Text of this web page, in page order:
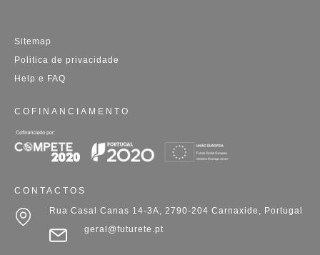
Sitemap
Politica de privacidade
Help e FAQ
COFINANCIAMENTO
CONTACTOS
Rua Casal Canas 14-3A, 2790-204 Carnaxide, Portugal
geral@futurete.pt